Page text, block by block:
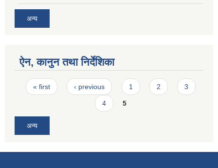
अन्य
ऐन, कानुन तथा निर्देशिका
Pages
« first ‹ previous 1 2 3
4 5
अन्य